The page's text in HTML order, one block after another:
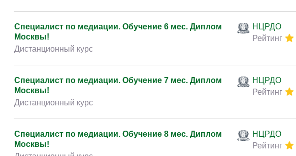
Специалист по медиации. Обучение 6 мес. Диплом
Москвы!
Дистанционный курс
НЦРДО
Рейтинг
Специалист по медиации. Обучение 7 мес. Диплом
Москвы!
Дистанционный курс
НЦРДО
Рейтинг
Специалист по медиации. Обучение 8 мес. Диплом
Москвы!
НЦРДО
Рейтинг